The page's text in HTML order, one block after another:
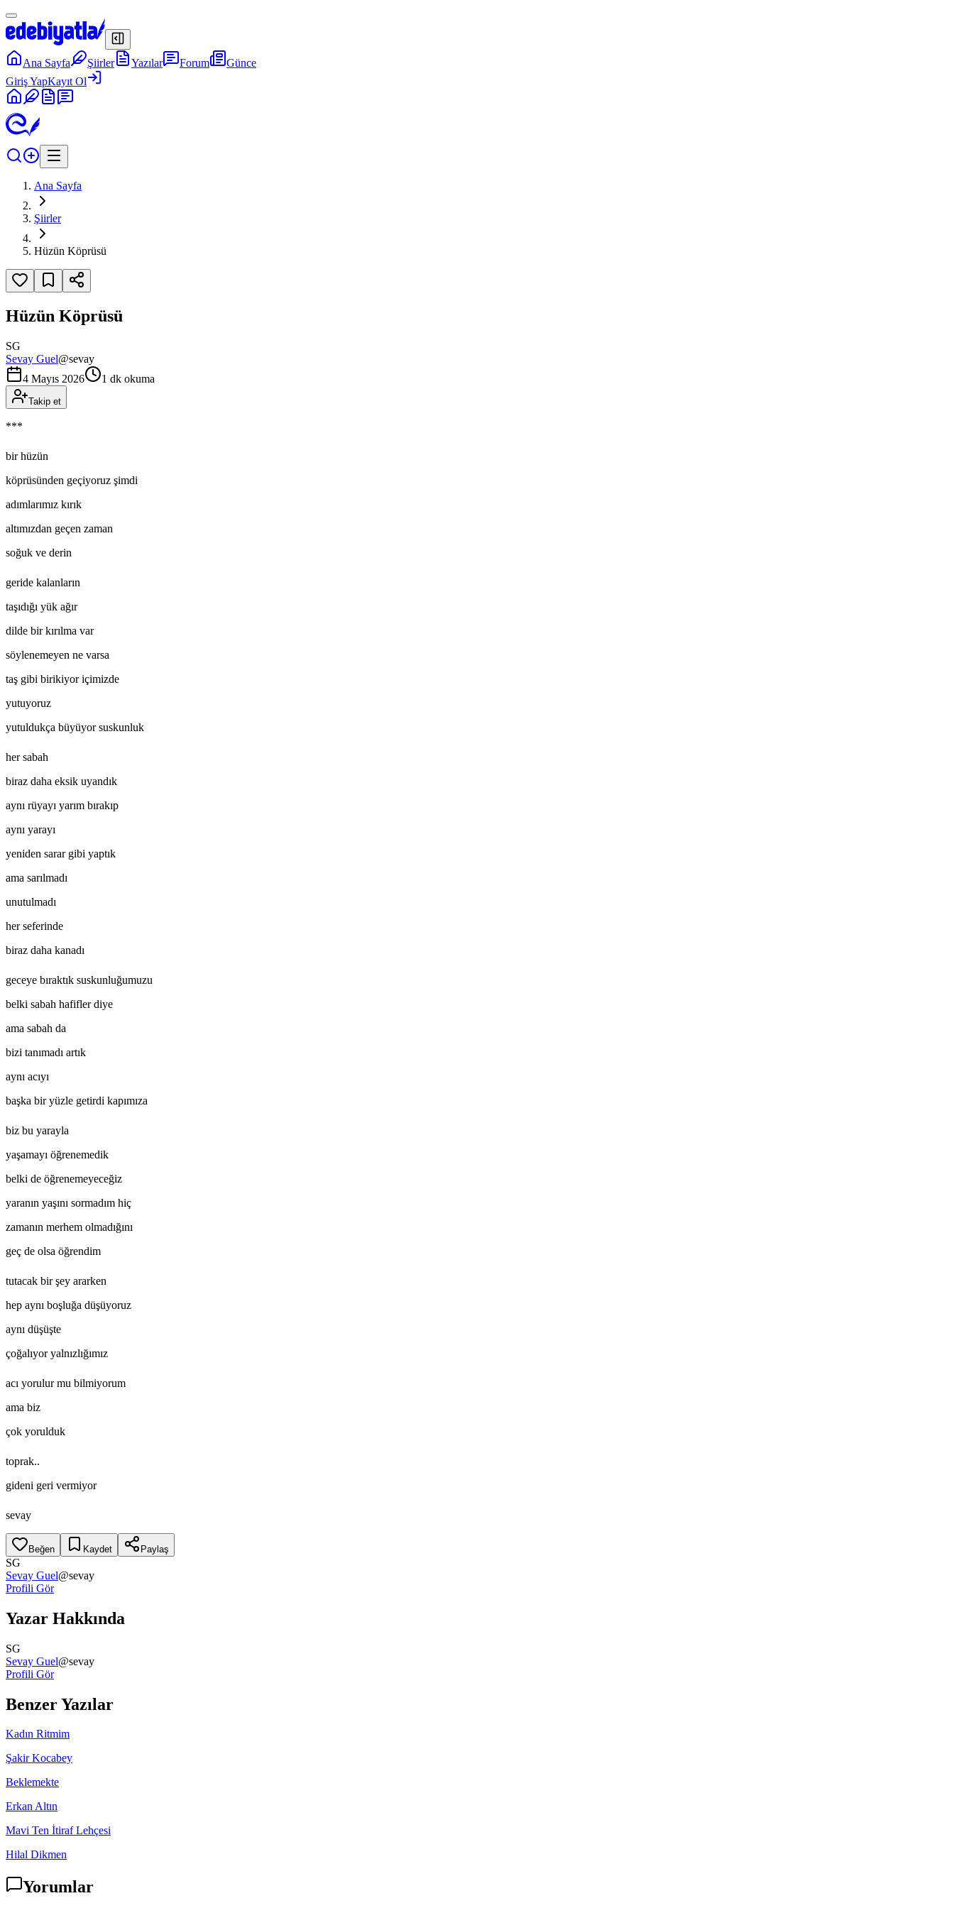
Ana Sayfa Şiirler Yazılar Forum
Günce
Giriş YapKayıt Ol
Ana Sayfa
Şiirler
Hüzün Köprüsü
Hüzün Köprüsü
SG
Sevay Guel@sevay
4 Mayıs 2026
1 dk okuma
Takip et
***
bir hüzün
köprüsünden geçiyoruz şimdi
adımlarımız kırık
altımızdan geçen zaman
soğuk ve derin
geride kalanların
taşıdığı yük ağır
dilde bir kırılma var
söylenemeyen ne varsa
taş gibi birikiyor içimizde
yutuyoruz
yutuldukça büyüyor suskunluk
her sabah
biraz daha eksik uyandık
aynı rüyayı yarım bırakıp
aynı yarayı
yeniden sarar gibi yaptık
ama sarılmadı
unutulmadı
her seferinde
biraz daha kanadı
geceye bıraktık suskunluğumuzu
belki sabah hafifler diye
ama sabah da
bizi tanımadı artık
aynı acıyı
başka bir yüzle getirdi kapımıza
biz bu yarayla
yaşamayı öğrenemedik
belki de öğrenemeyeceğiz
yaranın yaşını sormadım hiç
zamanın merhem olmadığını
geç de olsa öğrendim
tutacak bir şey ararken
hep aynı boşluğa düşüyoruz
aynı düşüşte
çoğalıyor yalnızlığımız
acı yorulur mu bilmiyorum
ama biz
çok yorulduk
toprak..
gideni geri vermiyor
sevay
Beğen Kaydet Paylaş
SG
Sevay Guel@sevay
Profili Gör
Yazar Hakkında
SG
Sevay Guel@sevay
Profili Gör
Benzer Yazılar
Kadın Ritmim
Şakir Kocabey
Beklemekte
Erkan Altın
Mavi Ten İtiraf Lehçesi
Hilal Dikmen
Yorumlar